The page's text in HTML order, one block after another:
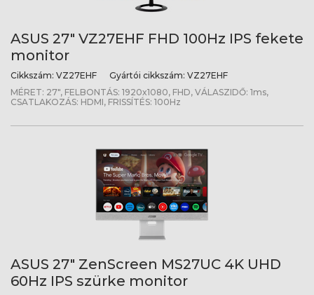
ASUS 27" VZ27EHF FHD 100Hz IPS fekete
monitor
Cikkszám: VZ27EHF Gyártói cikkszám: VZ27EHF
MÉRET: 27", FELBONTÁS: 1920x1080, FHD, VÁLASZIDŐ: 1ms,
CSATLAKOZÁS: HDMI, FRISSÍTÉS: 100Hz
ASUS 27" ZenScreen MS27UC 4K UHD
60Hz IPS szürke monitor